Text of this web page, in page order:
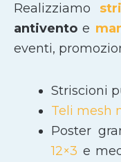
Realizziamo
antivento e
eventi,
Striscioni
Teli mesh
Poster
12×3 e